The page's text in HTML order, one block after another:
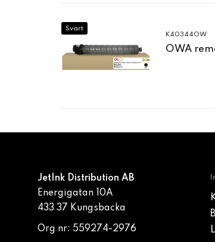
Svart
K40344OW
OWA
JetInk Distribution AB
Energigatan 10A
433 37 Kungsbacka
Org nr: 559274-2976